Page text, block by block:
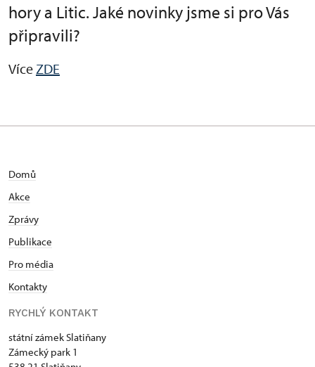
hory a Litic. Jaké novinky jsme si pro Vás
připravili?
Více ZDE
Domů
Akce
Zprávy
Publikace
Pro média
Kontakty
RYCHLÝ KONTAKT
státní zámek Slatiňany
Zámecký park 1